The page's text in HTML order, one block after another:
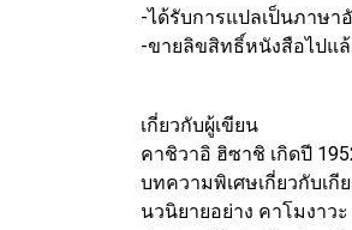
-ได้รับการแปลเป็นภาษา
-ขายลิขสิทธิ์หนังสือไปแล้
เกี่ยวกับผู้เขียน
คาชิวาอิ ฮิซาชิ เกิดปี
บทความพิเศษเกี่ยวกับเกี
นวนิยายอย่าง คาโมงาว